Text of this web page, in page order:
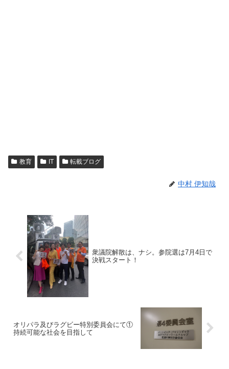
教育 IT 転載ブログ
中村 伊知哉
衆議院解散は、ナシ。参院選は7月4日で
決戦スタート！
オリパラ及びラグビー特別委員会にて①
持続可能な社会を目指して